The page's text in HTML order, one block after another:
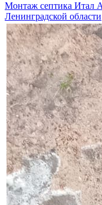
Монтаж септика Итал
Ленинградской области